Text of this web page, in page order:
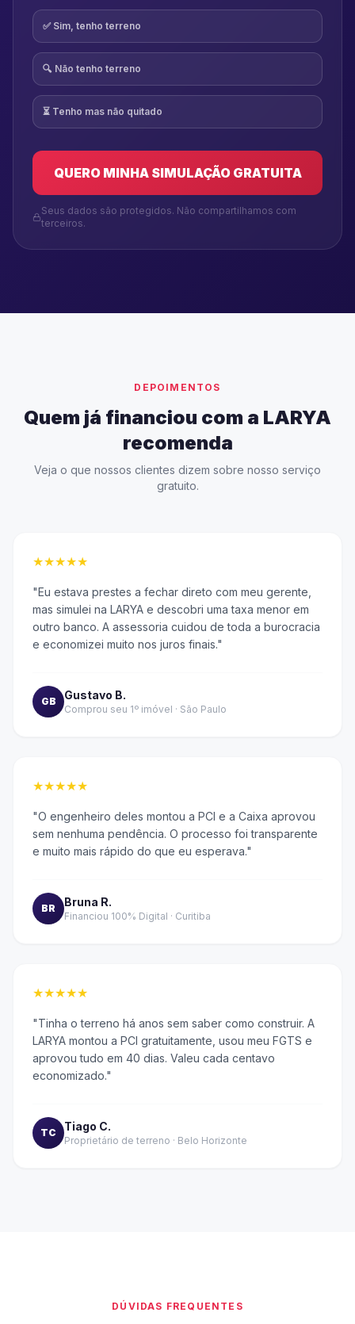
✅ Sim, tenho terreno
🔍 Não tenho terreno
⏳ Tenho mas não quitado
QUERO MINHA SIMULAÇÃO GRATUITA
Seus dados são protegidos. Não compartilhamos com
terceiros.
DEPOIMENTOS
Quem já financiou com a LARYA
recomenda
Veja o que nossos clientes dizem sobre nosso serviço
gratuito.
★★★★★
"Eu estava prestes a fechar direto com meu gerente,
mas simulei na LARYA e descobri uma taxa menor em
outro banco. A assessoria cuidou de toda a burocracia
e economizei muito nos juros finais."
GB Gustavo B.
Comprou seu 1º imóvel · São Paulo
★★★★★
"O engenheiro deles montou a PCI e a Caixa aprovou
sem nenhuma pendência. O processo foi transparente
e muito mais rápido do que eu esperava."
BR Bruna R.
Financiou 100% Digital · Curitiba
★★★★★
"Tinha o terreno há anos sem saber como construir. A
LARYA montou a PCI gratuitamente, usou meu FGTS e
aprovou tudo em 40 dias. Valeu cada centavo
economizado."
TC Tiago C.
Proprietário de terreno · Belo Horizonte
DÚVIDAS FREQUENTES